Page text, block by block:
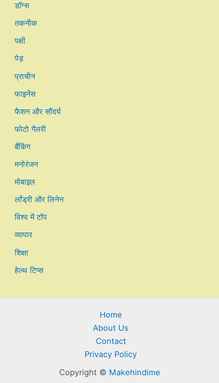
डॉग्स
तकनीक
पक्षी
पेड़
प्राचीन
फाइनेंस
फैशन और सौंदर्य
फोटो गैलरी
बैंकिंग
मनोरंजन
मोबाइल
लाँड्री और लिनेन
विश्व में टॉप
व्यापार
शिक्षा
हेल्थ टिप्स
Home
About Us
Contact
Privacy Policy
Copyright © Makehindime